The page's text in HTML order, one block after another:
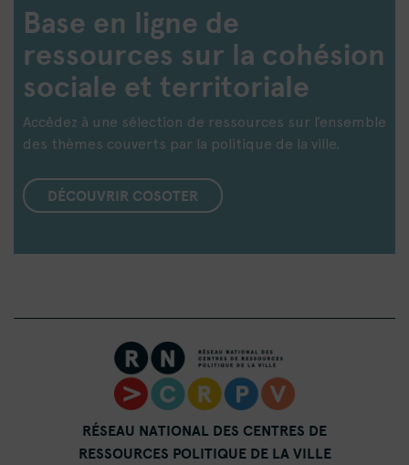
Base en ligne de
ressources sur la cohésion
sociale et territoriale
Accédez à une sélection de ressources sur l’ensemble
des thèmes couverts par la politique de la ville.
DÉCOUVRIR COSOTER
RÉSEAU NATIONAL DES CENTRES DE
RESSOURCES POLITIQUE DE LA VILLE